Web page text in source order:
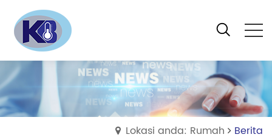
Lokasi anda: Rumah Berita